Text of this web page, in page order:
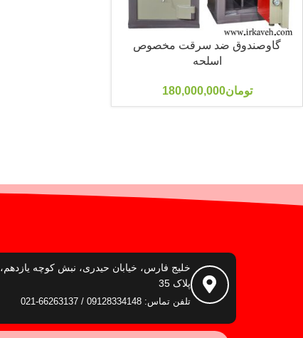
گاوصندوق ضد سرقت مخصوص
اسلحه
تومان180,000,000
خلیج فارس، خیابان حیدری، نبش کوچه یازدهم،
پلاک 35
تلفن تماس: 09128334148 / 66263137-021